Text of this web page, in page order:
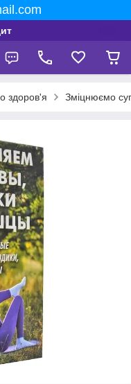
здоров'я Зміцнюємо